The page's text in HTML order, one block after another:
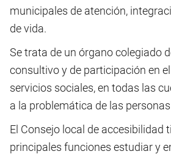
municipales de atención,
de vida.
Se trata de un órgano colegiado
consultivo y de participación en
servicios sociales, en todas las
a la problemática de las
El Consejo local de accesibilidad
principales funciones estudiar y